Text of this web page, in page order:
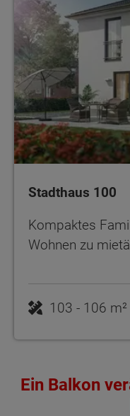
Stadthaus 100
Kompaktes
Wohnen zu
103 - 106 m²
Ein Balkon